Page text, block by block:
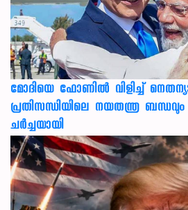
മോദിയെ ഫോണിൽ വിളിച്ച്
പ്രതിസന്ധിയിലെ നയതന്ത്ര
ചർച്ചയായി